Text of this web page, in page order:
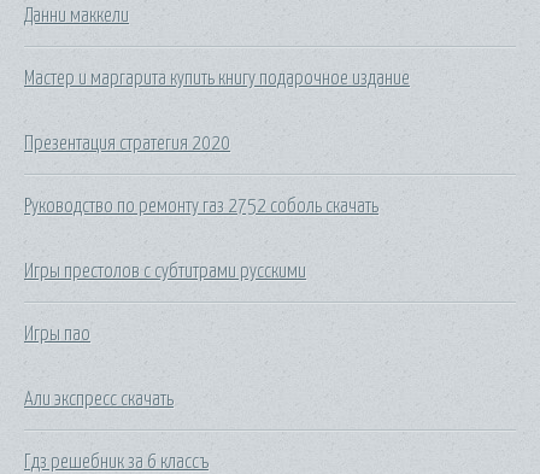
Данни маккели
Мастер и маргарита купить книгу подарочное издание
Презентация стратегия 2020
Руководство по ремонту газ 2752 соболь скачать
Игры престолов с субтитрами русскими
Игры пао
Али экспресс скачать
Гдз решебник за 6 классъ